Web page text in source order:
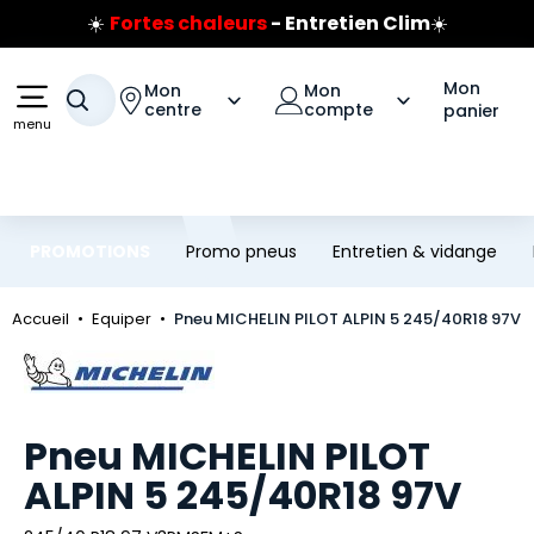
Aller au contenu principal
Aller à la navigation
☀️ Fortes chaleurs- Entretien Clim☀️
Prix coûtant pneus Bridgestone
🔥
Jusqu'à 120€ remboursés
sur les pneus Bridgestone
menu
Votre recherche
Mon
centre
Mon
compte
Mon
panier
Promo pneus Entretien & vidange
Accueil Equiper Pneu MICHELIN PILOT ALPIN 5 245/40R18 97V
Marque
Pneu MICHELIN PILOT
ALPIN 5 245/40R18 97V